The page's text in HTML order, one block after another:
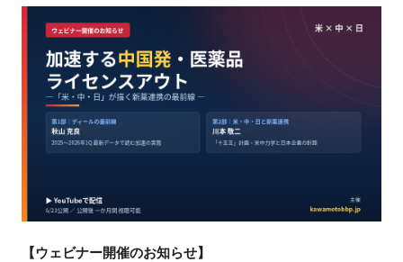
インタビュー・コラム
ニュース・掲示板
LINK-Jを知る
【ウェビナー開催のお知らせ】